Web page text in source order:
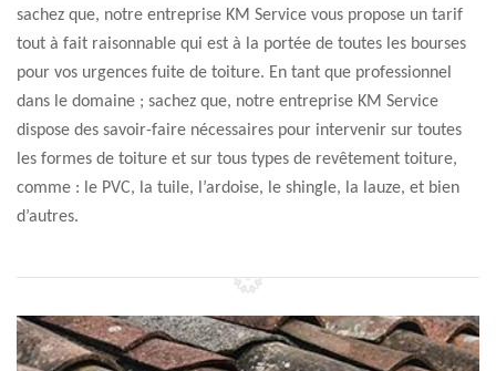
sachez que, notre entreprise KM Service vous propose un tarif
tout à fait raisonnable qui est à la portée de toutes les bourses
pour vos urgences fuite de toiture. En tant que professionnel
dans le domaine ; sachez que, notre entreprise KM Service
dispose des savoir-faire nécessaires pour intervenir sur toutes
les formes de toiture et sur tous types de revêtement toiture,
comme : le PVC, la tuile, l’ardoise, le shingle, la lauze, et bien
d’autres.